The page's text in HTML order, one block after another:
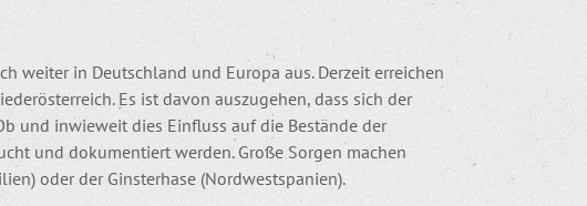
weiter in Deutschland und Europa aus. Derzeit erreichen
Es ist davon auszugehen, dass sich der
und inwieweit dies Einfluss auf die Bestände der
und dokumentiert werden. Große Sorgen machen
oder der Ginsterhase (Nordwestspanien).